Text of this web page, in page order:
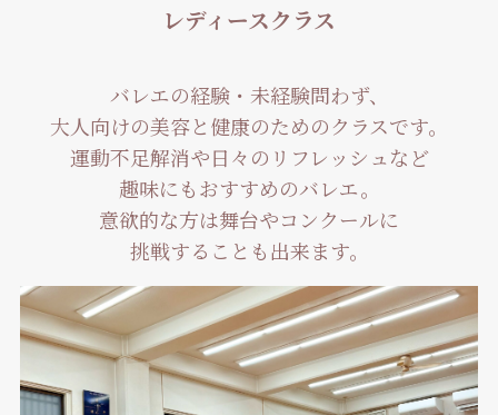
レディースクラス
バレエの経験・未経験問わず、
大人向けの美容と健康のためのクラスです。
運動不足解消や日々のリフレッシュなど
趣味にもおすすめのバレエ。
意欲的な方は舞台やコンクールに
挑戦することも出来ます。